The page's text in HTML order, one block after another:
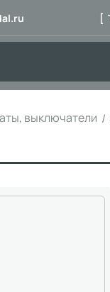
[
выключатели